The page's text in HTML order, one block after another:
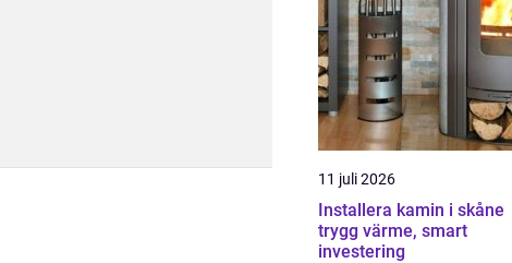
11 juli 2026
Installera kamin i skåne
trygg värme, smart
investering